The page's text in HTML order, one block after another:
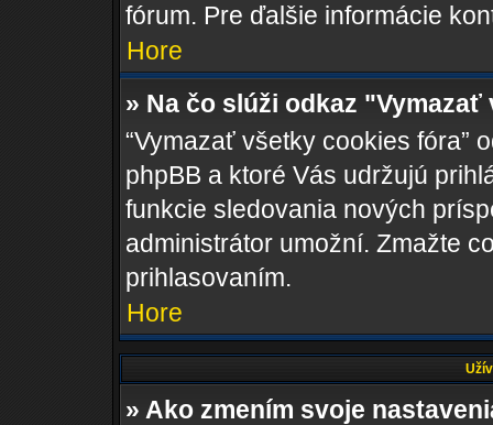
fórum. Pre ďalšie informácie
Hore
» Na čo slúži odkaz
“Vymazať všetky cookies fóra”
phpBB a ktoré Vás udržujú
funkcie sledovania nových
administrátor umožní. Zmažte
prihlasovaním.
Hore
» Ako zmením svoje